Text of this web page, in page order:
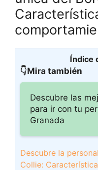
Índice
👇Mira también
Descubre las
para ir con tu
Granada
Descubre la
Collie: